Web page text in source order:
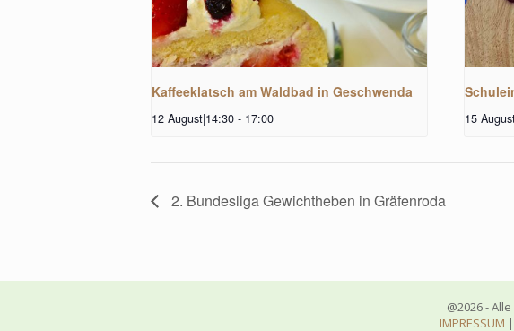
Kaffeeklatsch am Waldbad in Geschwenda
12 August|14:30 - 17:00 15
2. Bundesliga Gewichtheben in Gräfenroda
@2026 -
IMPRESSUM |